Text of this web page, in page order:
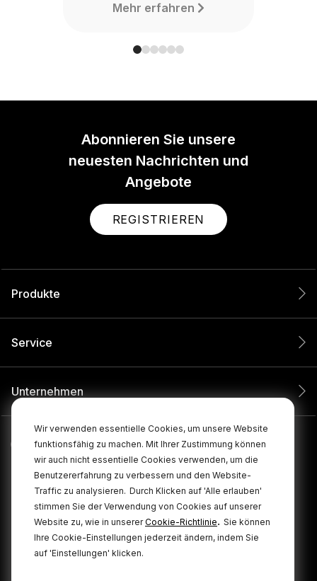
Wir verwenden essentielle Cookies, um unsere Website
funktionsfähig zu machen. Mit Ihrer Zustimmung können
wir auch nicht essentielle Cookies verwenden, um die
Benutzererfahrung zu verbessern und den Website-
Traffic zu analysieren. Durch Klicken auf 'Alle erlauben'
stimmen Sie der Verwendung von Cookies auf unserer
Website zu, wie in unsererCookie-Richtlinie. Sie können
Ihre Cookie-Einstellungen jederzeit ändern, indem Sie
auf 'Einstellungen' klicken.
Mehr erfahren
Abonnieren Sie unsere
neuesten Nachrichten und
Angebote
REGISTRIEREN
Produkte
Service
Unternehmen
© 2026 RØDE Alle Rechte vorbehalten.